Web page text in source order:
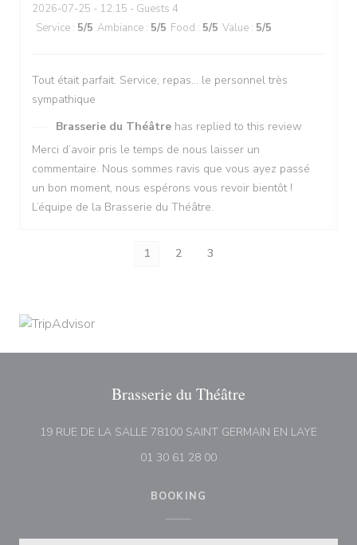
2026-07-25 - 12:15 - Guests 4
Service : 5/5 Ambiance : 5/5 Food : 5/5 Value : 5/5
Tout était parfait. Service, repas… le personnel très
sympathique
Brasserie du Théâtre has replied to this review
Merci d’avoir pris le temps de nous laisser un
commentaire. Nous sommes ravis que vous ayez passé
un bon moment, nous espérons vous revoir bientôt !
L’équipe de la Brasserie du Théâtre.
1 2 3
Brasserie du Théâtre
19 RUE DE LA SALLE 78100 SAINT GERMAIN EN LAYE
01 30 61 28 00
BOOKING